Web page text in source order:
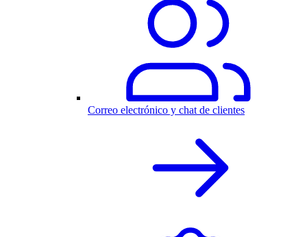
Correo electrónico y chat de clientes